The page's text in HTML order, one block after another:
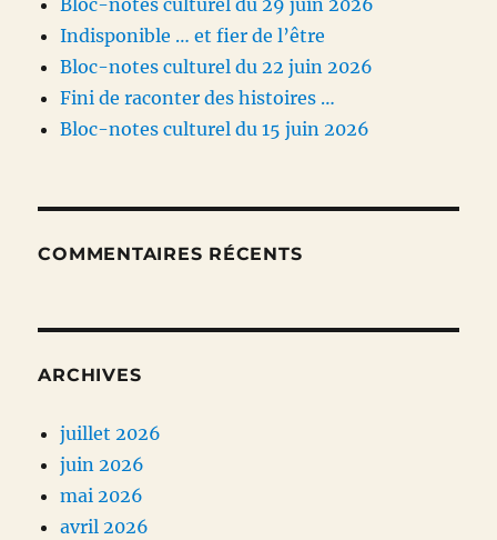
Bloc-notes culturel du 29 juin 2026
Indisponible … et fier de l’être
Bloc-notes culturel du 22 juin 2026
Fini de raconter des histoires …
Bloc-notes culturel du 15 juin 2026
COMMENTAIRES RÉCENTS
ARCHIVES
juillet 2026
juin 2026
mai 2026
avril 2026